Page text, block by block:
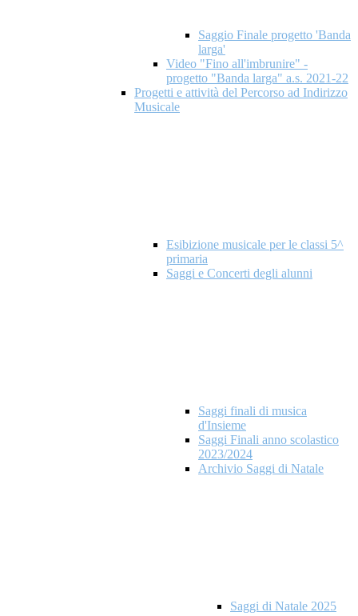
Saggio Finale progetto 'Banda
larga'
Video "Fino all'imbrunire" -
progetto "Banda larga" a.s. 2021-22
Progetti e attività del Percorso ad Indirizzo
Musicale
Esibizione musicale per le classi 5^
primaria
Saggi e Concerti degli alunni
Saggi finali di musica
d'Insieme
Saggi Finali anno scolastico
2023/2024
Archivio Saggi di Natale
Saggi di Natale 2025